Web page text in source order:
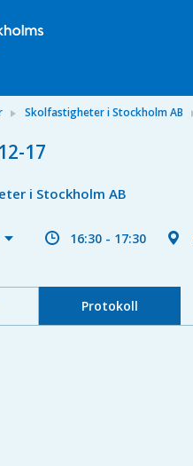
Skolfastigheter i Stockholm AB
17
i Stockholm AB
16:30 - 17:30
Protokoll